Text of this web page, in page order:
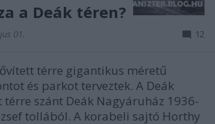
a Deák téren?
01. 12
térre gigantikus méretű
és parkot terveztek. A Deák
térre szánt Deák Nagyáruház 1936-
tollából. A korabeli sajtó Horthy